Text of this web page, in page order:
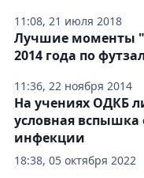
11:08, 21 июля 2018
11:36, 22 ноября 2014
Лучшие моменты
2014 года по
18:38, 05 октября 2022
На учениях ОДКБ
условная вспышка
инфекции